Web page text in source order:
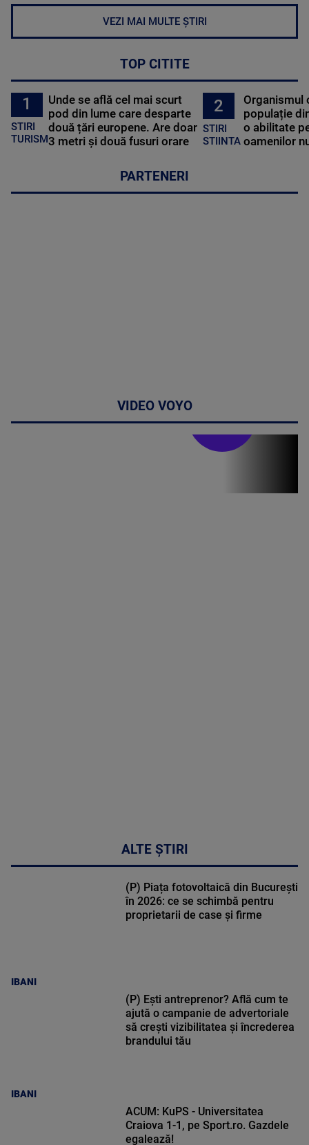
VEZI MAI MULTE ȘTIRI
TOP CITITE
1
STIRI
TURISM
Unde se află cel mai scurt
pod din lume care desparte
două țări europene. Are doar
3 metri și două fusuri orare
2
STIRI
STIINTA
Organismul
populație
o abilitate
oamenilor
PARTENERI
VIDEO VOYO
ALTE ȘTIRI
IBANI
(P) Piața fotovoltaică din București
în 2026: ce se schimbă pentru
proprietarii de case și firme
IBANI
(P) Ești antreprenor? Află cum te
ajută o campanie de advertoriale
să crești vizibilitatea și încrederea
brandului tău
ACUM: KuPS - Universitatea
Craiova 1-1, pe Sport.ro. Gazdele
egalează!